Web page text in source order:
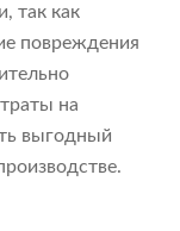
так как
повреждения
на
выгодный